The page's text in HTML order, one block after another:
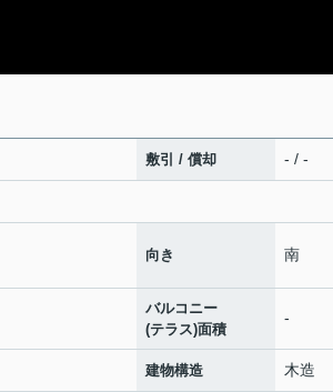
敷引 / 償却 - / -
向き 南
バルコニー
(テラス)面積
-
建物構造 木造